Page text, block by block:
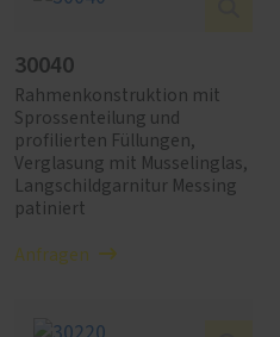
30040
Rahmenkonstruktion mit
Sprossenteilung und
profilierten Füllungen,
Verglasung mit Musselinglas,
Langschildgarnitur Messing
patiniert
Anfragen